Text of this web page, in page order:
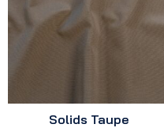
Solids Taupe